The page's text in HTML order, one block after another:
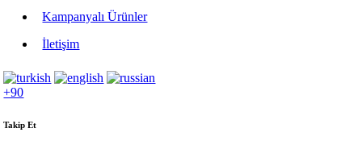
Kampanyalı Ürünler
İletişim
+90
Takip Et